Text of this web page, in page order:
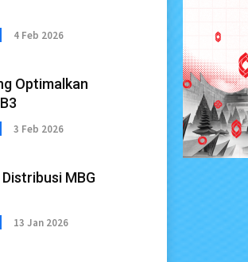
4 Feb 2026
Optimalkan
3 Feb 2026
MBG
13 Jan 2026